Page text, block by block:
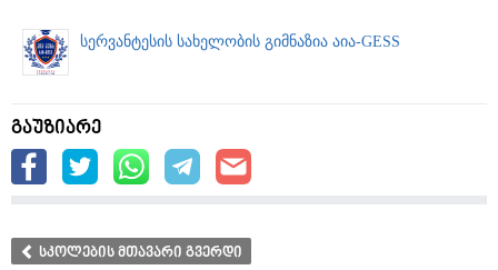
სერვანტესის სახელობის გიმნაზია აია-GESS
გაუზიარე
სკოლების მთავარი გვერდი